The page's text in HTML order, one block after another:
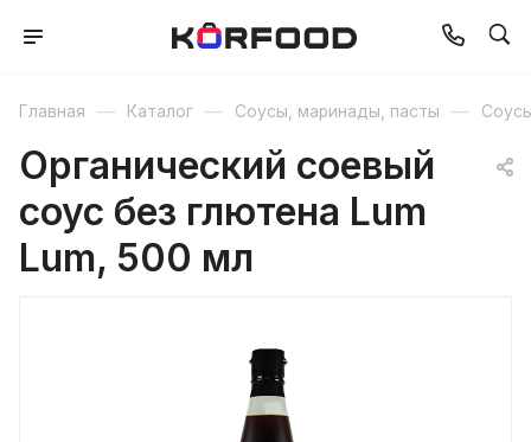
Главная — Каталог — Соусы, маринады, пасты —
Органический соевый
соус без глютена Lum
Lum, 500 мл